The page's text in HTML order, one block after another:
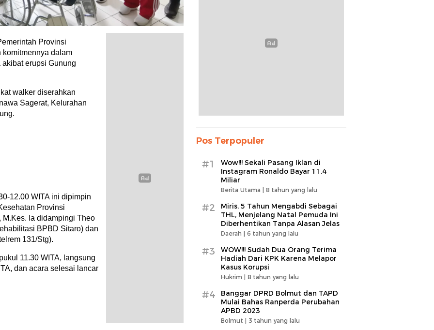
Provinsi
dalam
erupsi Gunung
walker diserahkan
Sagerat, Kelurahan
12.00 WITA ini dipimpin
Provinsi
Ia didampingi Theo
BPBD Sitaro) dan
131/Stg).
11.30 WITA, langsung
dan acara selesai lancar
Pos Terpopuler
#1
Wow!!! Sekali Pasang Iklan di
Instagram Ronaldo Bayar 11,4
Miliar
Berita Utama | 8 tahun yang lalu
#2
Miris, 5 Tahun Mengabdi Sebagai
THL, Menjelang Natal Pemuda Ini
Diberhentikan Tanpa Alasan Jelas
Daerah | 6 tahun yang lalu
#3
WOW!!! Sudah Dua Orang Terima
Hadiah Dari KPK Karena Melapor
Kasus Korupsi
Hukrim | 8 tahun yang lalu
#4
Banggar DPRD Bolmut dan TAPD
Mulai Bahas Ranperda Perubahan
APBD 2023
Bolmut | 3 tahun yang lalu